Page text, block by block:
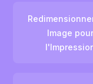
Image pour